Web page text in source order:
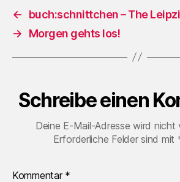
←
buch:schnittchen – The
→
Morgen gehts los!
Schreibe einen
Deine E-Mail-Adresse wird
Erforderliche Felder sind mit
Kommentar *